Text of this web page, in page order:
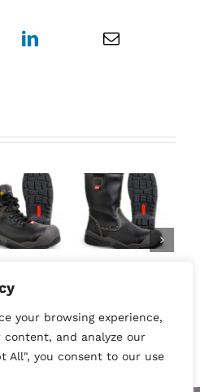
your browsing experience,
content, and analyze our
All", you consent to our use